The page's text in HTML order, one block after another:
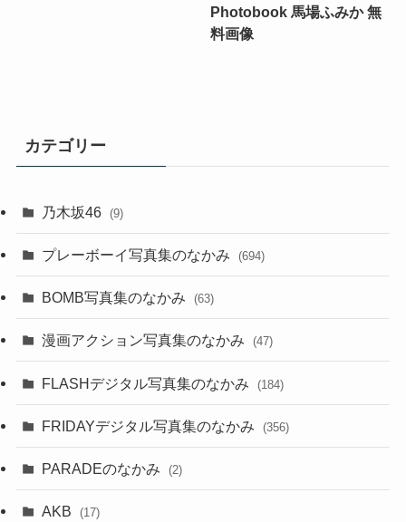
Photobook 馬場ふみか 無
料画像
カテゴリー
乃木坂46 (9)
プレーボーイ写真集のなかみ (694)
BOMB写真集のなかみ (63)
漫画アクション写真集のなかみ (47)
FLASHデジタル写真集のなかみ (184)
FRIDAYデジタル写真集のなかみ (356)
PARADEのなかみ (2)
AKB (17)